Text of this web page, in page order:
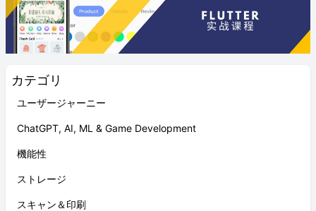
カテゴリ
ユーザージャーニー
ChatGPT, AI, ML & Game Development
機能性
ストレージ
スキャン＆印刷